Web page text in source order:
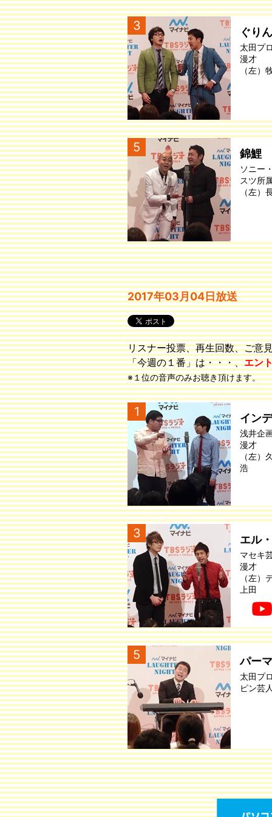
3 ぐり
太田プ
漫才
（左
5 錦鯉
ソニー
スツ所
（左
2017年03月04日放送
リスナー投票、再生回数、ご意
「今週の１番」は・・・、エン
※１位の音声のみお聴き頂けます。
1 イン
浅井企
漫才
（左
浩
3 エル
マセキ
漫才
（左
上田
5 パー
太田プ
ピン芸